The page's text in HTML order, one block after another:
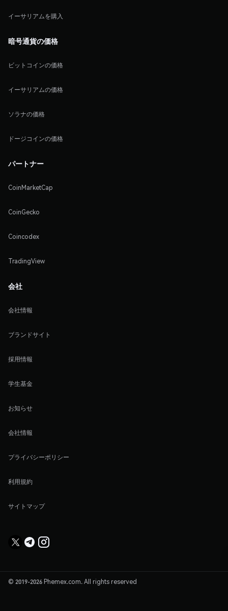
イーサリアムを購入
暗号通貨の価格
ビットコインの価格
イーサリアムの価格
ソラナの価格
ドージコインの価格
パートナー
CoinMarketCap
CoinGecko
Coincodex
TradingView
会社
会社情報
ブランドサイト
採用情報
学生基金
お知らせ
会社情報
プライバシーポリシー
利用規約
サイトマップ
© 2019-2026 Phemex.com. All rights reserved